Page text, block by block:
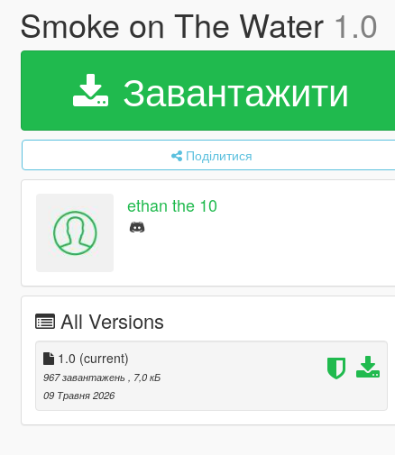
Smoke on The Water 1.0
Завантажити
Поділитися
ethan the 10
All Versions
1.0 (current)
967 завантажень
, 7,0 кБ
09 Травня 2026